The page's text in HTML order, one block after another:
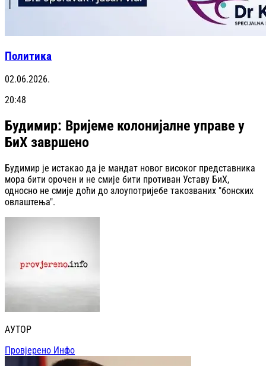
Политика
02.06.2026.
20:48
Будимир: Вријеме колонијалне управе у
БиХ завршено
Будимир је истакао да је мандат новог високог представника
мора бити орочен и не смије бити противан Уставу БиХ,
односно не смије доћи до злоупотријебе такозваних "бонских
овлаштења".
АУТОР
Провјерено Инфо